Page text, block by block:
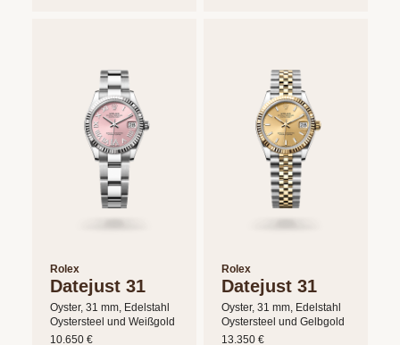
Rolex
Datejust 31
Oyster, 31 mm, Edelstahl
Oystersteel und Weißgold
10.650 €
Rolex
Datejust 31
Oyster, 31 mm, Edelstahl
Oystersteel und Gelbgold
13.350 €